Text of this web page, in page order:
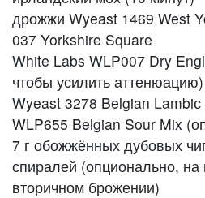
дрожжи Wyeast 1469 West
037 Yorkshire Square
White Labs WLP007 Dry
чтобы усилить аттенюацию)
Wyeast 3278 Belgian Lambiс
WLP655 Belgian Sour Mix
7 г обожжённых дубовых
спиралей (опционально,
вторичном брожении)